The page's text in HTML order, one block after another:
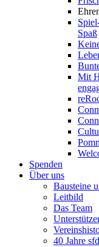
Spaß
Mit
Spenden
Über uns
Bausteine
Leitbild
Das Team
40 Jahre sfd